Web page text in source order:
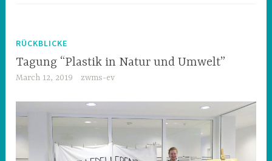
RÜCKBLICKE
Tagung “Plastik in Natur und Umwelt”
March 12, 2019 zwms-ev